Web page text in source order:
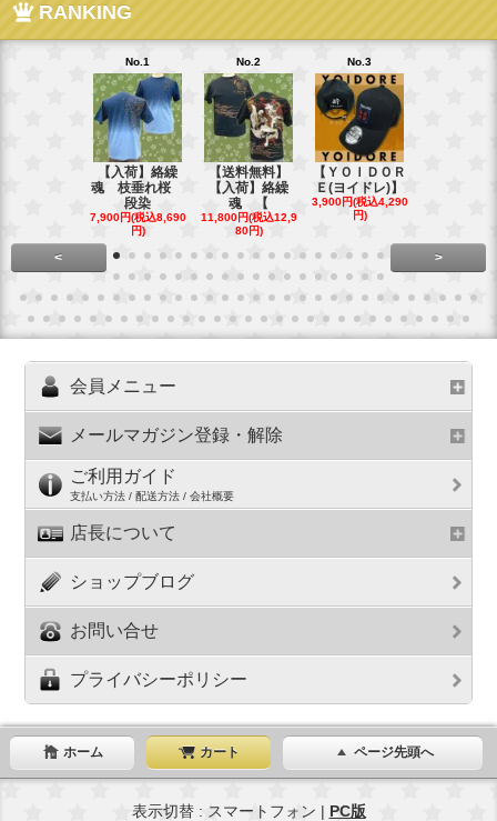
RANKING
No.1
【入荷】絡繰
魂 枝垂れ桜
段染
7,900円(税込8,690
円)
No.2
【送料無料】
【入荷】絡繰
魂 【
11,800円(税込12,9
80円)
No.3
【ＹＯＩＤＯＲ
Ｅ(ヨイドレ)】
3,900円(税込4,290
円)
< >
会員メニュー
メールマガジン登録・解除
ご利用ガイド
支払い方法 / 配送方法 / 会社概要
店長について
ショップブログ
お問い合せ
プライバシーポリシー
ホーム カート ページ先頭へ
表示切替 : スマートフォン | PC版